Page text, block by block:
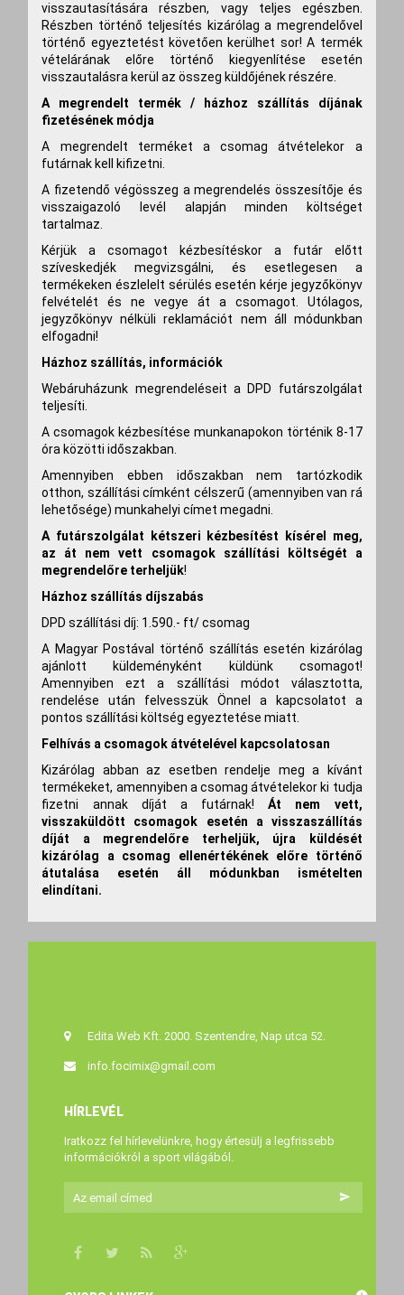
visszautasítására részben, vagy teljes egészben.
Részben történő teljesítés kizárólag a megrendelővel
történő egyeztetést követően kerülhet sor! A termék
vételárának előre történő kiegyenlítése esetén
visszautalásra kerül az összeg küldőjének részére.
A megrendelt termék / házhoz szállítás díjának
fizetésének módja
A megrendelt terméket a csomag átvételekor a
futárnak kell kifizetni.
A fizetendő végösszeg a megrendelés összesítője és
visszaigazoló levél alapján minden költséget
tartalmaz.
Kérjük a csomagot kézbesítéskor a futár előtt
szíveskedjék megvizsgálni, és esetlegesen a
termékeken észlelelt sérülés esetén kérje jegyzőkönyv
felvételét és ne vegye át a csomagot. Utólagos,
jegyzőkönyv nélküli reklamációt nem áll módunkban
elfogadni!
Házhoz szállítás, információk
Webáruházunk megrendeléseit a DPD futárszolgálat
teljesíti.
A csomagok kézbesítése munkanapokon történik 8-17
óra közötti időszakban.
Amennyiben ebben időszakban nem tartózkodik
otthon, szállítási címként célszerű (amennyiben van rá
lehetősége) munkahelyi címet megadni.
A futárszolgálat kétszeri kézbesítést kísérel meg,
az át nem vett csomagok szállítási költségét a
megrendelőre terheljük!
Házhoz szállítás díjszabás
DPD szállítási díj: 1.590.- ft/ csomag
A Magyar Postával történő szállítás esetén kizárólag
ajánlott küldeményként küldünk csomagot!
Amennyiben ezt a szállítási módot választotta,
rendelése után felvesszük Önnel a kapcsolatot a
pontos szállítási költség egyeztetése miatt.
Felhívás a csomagok átvételével kapcsolatosan
Kizárólag abban az esetben rendelje meg a kívánt
termékeket, amennyiben a csomag átvételekor ki tudja
fizetni annak díját a futárnak!Át nem vett,
visszaküldött csomagok esetén a visszaszállítás
díját a megrendelőre terheljük, újra küldését
kizárólag a csomag ellenértékének előre történő
átutalása esetén áll módunkban ismételten
elindítani.
Edita Web Kft. 2000. Szentendre, Nap utca 52.
info.focimix@gmail.com
HÍRLEVÉL
Iratkozz fel hírlevelünkre, hogy értesülj a legfrissebb
információkról a sport világából.